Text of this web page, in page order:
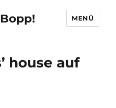
MENÜ
house auf